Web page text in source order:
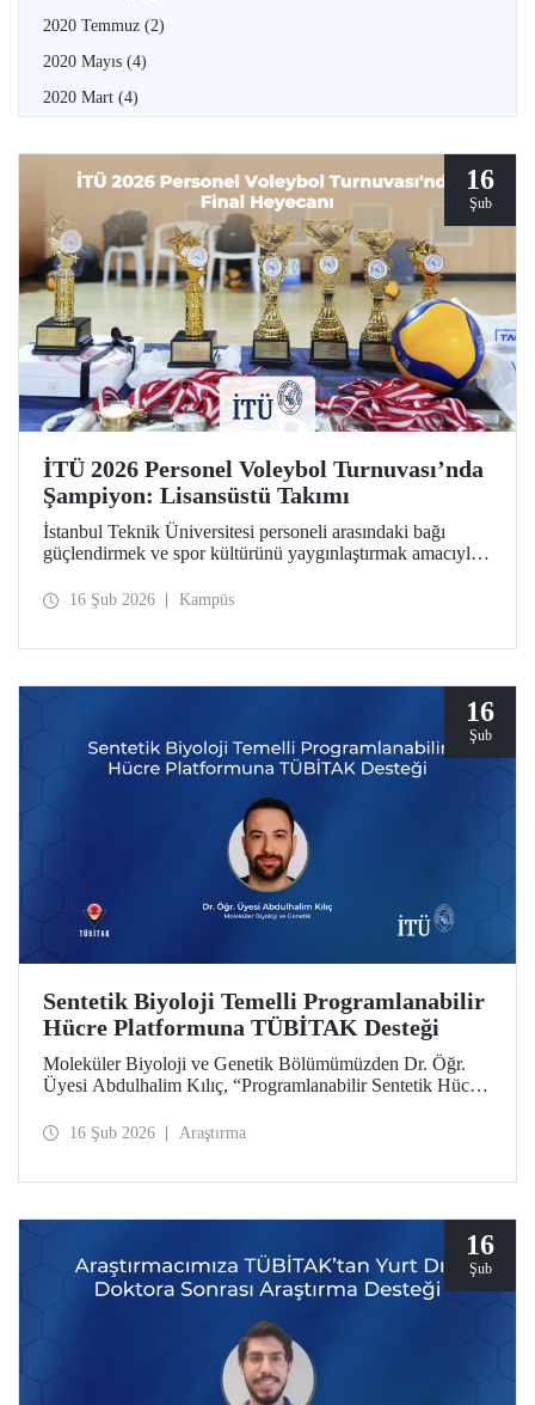
2020 Temmuz (2)
2020 Mayıs (4)
2020 Mart (4)
16
Şub
İTÜ 2026 Personel Voleybol Turnuvası’nda
Şampiyon: Lisansüstü Takımı
İstanbul Teknik Üniversitesi personeli arasındaki bağı
güçlendirmek ve spor kültürünü yaygınlaştırmak amacıyla
heyecan dolu bir finalle sona erdi.
16 Şub 2026 Kampüs
16
Şub
Sentetik Biyoloji Temelli Programlanabilir
Hücre Platformuna TÜBİTAK Desteği
Moleküler Biyoloji ve Genetik Bölümümüzden Dr. Öğr.
Üyesi Abdulhalim Kılıç, “Programlanabilir Sentetik Hücre
Dinamik Modülasyonu ile Konsept Kanıtı” başlıklı
16 Şub 2026 Araştırma
16
Şub